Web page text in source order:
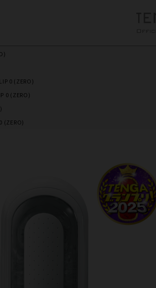
0 (ZERO)
0 (ZERO)
(ZERO)